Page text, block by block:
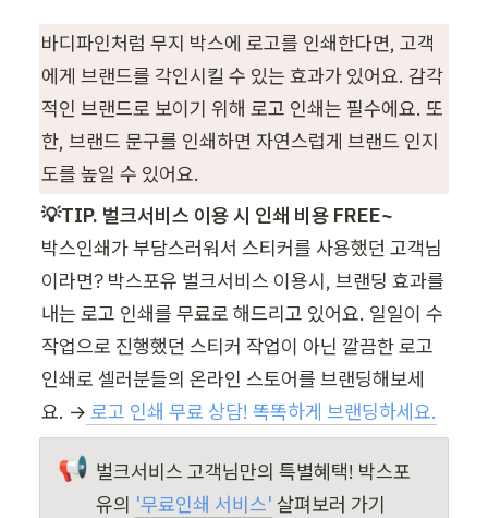
바디파인처럼 무지 박스에 로고를 인쇄한다면, 고객
에게 브랜드를 각인시킬 수 있는 효과가 있어요. 감각
적인 브랜드로 보이기 위해 로고 인쇄는 필수에요. 또
한, 브랜드 문구를 인쇄하면 자연스럽게 브랜드 인지
도를 높일 수 있어요.
💡TIP. 벌크서비스 이용 시 인쇄 비용 FREE~
박스인쇄가 부담스러워서 스티커를 사용했던 고객님
이라면? 박스포유 벌크서비스 이용시, 브랜딩 효과를
내는 로고 인쇄를 무료로 해드리고 있어요. 일일이 수
작업으로 진행했던 스티커 작업이 아닌 깔끔한 로고
인쇄로 셀러분들의 온라인 스토어를 브랜딩해보세
요. → 로고 인쇄 무료 상담! 똑똑하게 브랜딩하세요.
📢 벌크서비스 고객님만의 특별혜택! 박스포
유의 '무료인쇄 서비스' 살펴보러 가기